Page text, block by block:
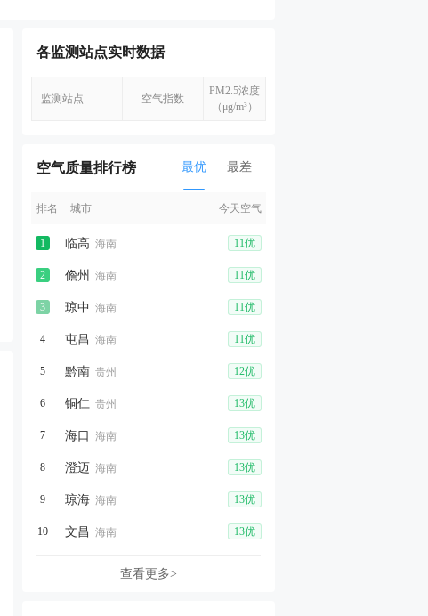
各监测站点实时数据
监测站点 空气指数
PM2.5浓度
（μg/m³）
空气质量排行榜 最优 最差
排名 城市 今天空气
1 临高 海南 11优
2 儋州 海南 11优
3 琼中 海南 11优
4 屯昌 海南 11优
5 黔南 贵州 12优
6 铜仁 贵州 13优
7 海口 海南 13优
8 澄迈 海南 13优
9 琼海 海南 13优
10 文昌 海南 13优
查看更多>